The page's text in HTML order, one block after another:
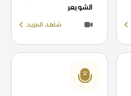
الشويعر
شاهد المزيد